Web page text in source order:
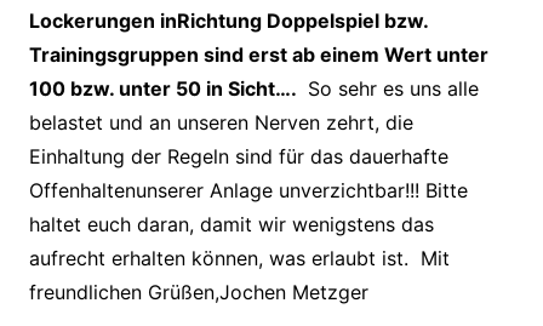
Lockerungen inRichtung Doppelspiel bzw.
Trainingsgruppen sind erst ab einem Wert unter
100 bzw. unter 50 in Sicht…. So sehr es uns alle
belastet und an unseren Nerven zehrt, die
Einhaltung der Regeln sind für das dauerhafte
Offenhaltenunserer Anlage unverzichtbar!!! Bitte
haltet euch daran, damit wir wenigstens das
aufrecht erhalten können, was erlaubt ist. Mit
freundlichen Grüßen,Jochen Metzger